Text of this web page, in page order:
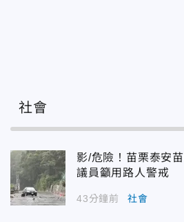
社會
影/危險！苗栗泰安
議員籲用路人警戒
43分鐘前 社會